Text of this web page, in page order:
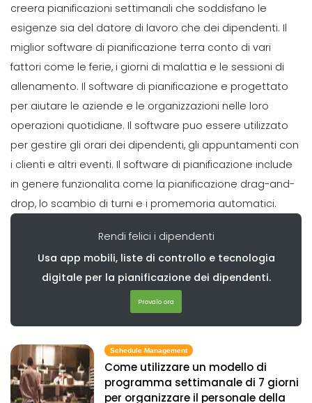
Scheduling
aiuta ad aumentare la produttivita Il
monitoraggio dei
Michelle Jaco Oct 12, 2020
Diverse forme di pianificazione del
lavoro La pianificazione
Michelle Jaco Oct 12, 2020
Must-have Caratteristiche per un
App
Michelle Jaco Oct 12, 2020
Scheduling
5 Principali vantaggi
Scheduling
creera pianificazioni settimanali che soddisfano le
esigenze sia del datore di lavoro che dei dipendenti. Il
miglior software di pianificazione terra conto di vari
fattori come le ferie, i giorni di malattia e le sessioni di
allenamento. Il software di pianificazione e progettato
per aiutare le aziende e le organizzazioni nelle loro
operazioni quotidiane. Il software puo essere utilizzato
per gestire gli orari dei dipendenti, gli appuntamenti con
i clienti e altri eventi. Il software di pianificazione include
in genere funzionalita come la pianificazione drag-and-
drop, lo scambio di turni e i promemoria automatici.
Rendi felici i dipendenti
Usa app mobili, liste di controllo e tecnologia
digitale per la pianificazione dei dipendenti.
Provalo ora
Schedule Management
Come utilizzare un modello di
programma settimanale di 7 giorni
per organizzare il personale della